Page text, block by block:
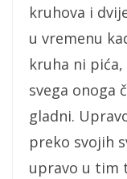
kruhova i
u vremenu
kruha ni
svega onoga
gladni.
preko svojih
upravo u tim